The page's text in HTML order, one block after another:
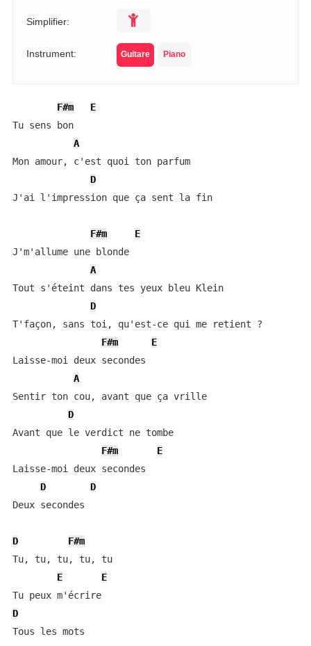
Simplifier:
Instrument: Guitare Piano
F#m
E
Tu sens bon
A
Mon amour, c'est quoi ton parfum
D
J'ai l'impression que ça sent la fin
F#m
E
J'm'allume une blonde
A
Tout s'éteint dans tes yeux bleu Klein
D
T'façon, sans toi, qu'est-ce qui me retient ?
F#m
E
Laisse-moi deux secondes
A
Sentir ton cou, avant que ça vrille
D
Avant que le verdict ne tombe
F#m
E
Laisse-moi deux secondes
D
D
Deux secondes
D
F#m
Tu, tu, tu, tu, tu
E
E
Tu peux m'écrire
D
Tous les mots